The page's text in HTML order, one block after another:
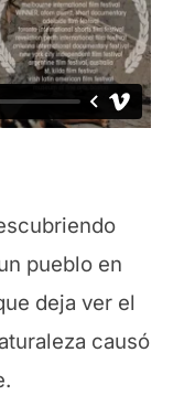
pueblo en
deja ver el
causó